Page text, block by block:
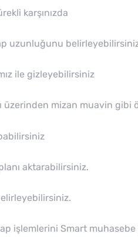
karşınızda
uzunluğunu
ile gizleyebilirsiniz
üzerinden mizan muavin
aktarabilirsiniz.
işlemlerini Smart muhasebe